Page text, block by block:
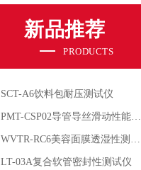
新品推荐
PRODUCTS
SCT-A6饮料包耐压测试仪
PMT-CSP02导管导丝滑动性能测试仪
WVTR-RC6美容面膜透湿性测试仪
LT-03A复合软管密封性测试仪